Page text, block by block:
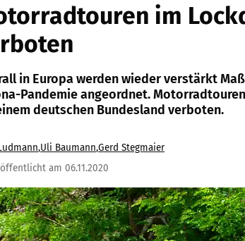
im
in Europa werden wieder verstärkt
Pandemie angeordnet.
deutschen Bundesland verboten.
,Uli Baumann,Gerd Stegmaier
am 06.11.2020